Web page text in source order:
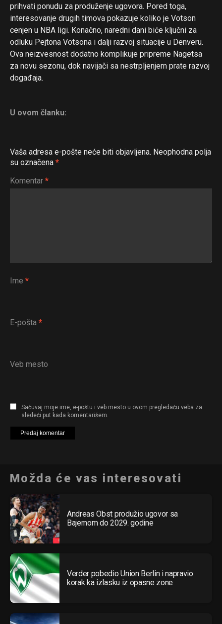
prihvati ponudu za produženje ugovora. Pored toga,
interesovanje drugih timova pokazuje koliko je Votson
cenjen u NBA ligi. Konačno, naredni dani biće ključni za
odluku Pejtona Votsona i dalji razvoj situacije u Denveru.
Ova neizvesnost dodatno komplikuje pripreme Nagetsa
za novu sezonu, dok navijači sa nestrpljenjem prate razvoj
događaja.
U ovom članku:
Vaša adresa e-pošte neće biti objavljena. Neophodna polja
su označena *
Komentar *
Ime *
E-pošta *
Veb mesto
Sačuvaj moje ime, e-poštu i veb mesto u ovom pregledaču veba za
sledeći put kada komentarišem.
Možda će vas interesovati
Andreas Obst produžio ugovor sa
Bajernom do 2029. godine
Verder pobedio Union Berlin i napravio
korak ka izlasku iz opasne zone